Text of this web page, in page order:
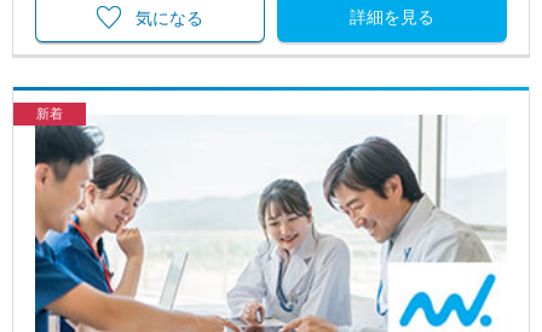
詳細を見る
気になる
新着